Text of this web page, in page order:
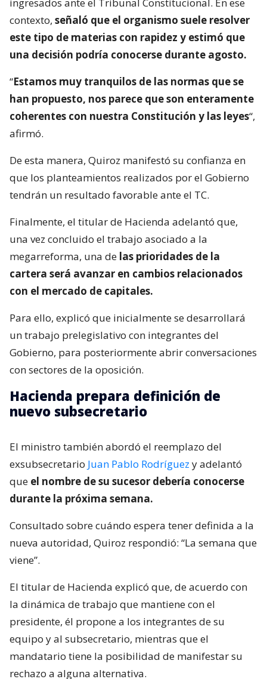
contexto, señaló que el organismo suele resolver
este tipo de materias con rapidez y estimó que
una decisión podría conocerse durante agosto.
“Estamos muy tranquilos de las normas que se
han propuesto, nos parece que son enteramente
coherentes con nuestra Constitución y las leyes“,
afirmó.
De esta manera, Quiroz manifestó su confianza en
que los planteamientos realizados por el Gobierno
tendrán un resultado favorable ante el TC.
Finalmente, el titular de Hacienda adelantó que,
una vez concluido el trabajo asociado a la
megarreforma, una de las prioridades de la
cartera será avanzar en cambios relacionados
con el mercado de capitales.
Para ello, explicó que inicialmente se desarrollará
un trabajo prelegislativo con integrantes del
Gobierno, para posteriormente abrir conversaciones
con sectores de la oposición.
Hacienda prepara definición de
nuevo subsecretario
El ministro también abordó el reemplazo del
exsubsecretario Juan Pablo Rodríguez y adelantó
que el nombre de su sucesor debería conocerse
durante la próxima semana.
Consultado sobre cuándo espera tener definida a la
nueva autoridad, Quiroz respondió: “La semana que
viene”.
El titular de Hacienda explicó que, de acuerdo con
la dinámica de trabajo que mantiene con el
presidente, él propone a los integrantes de su
equipo y al subsecretario, mientras que el
mandatario tiene la posibilidad de manifestar su
rechazo a alguna alternativa.